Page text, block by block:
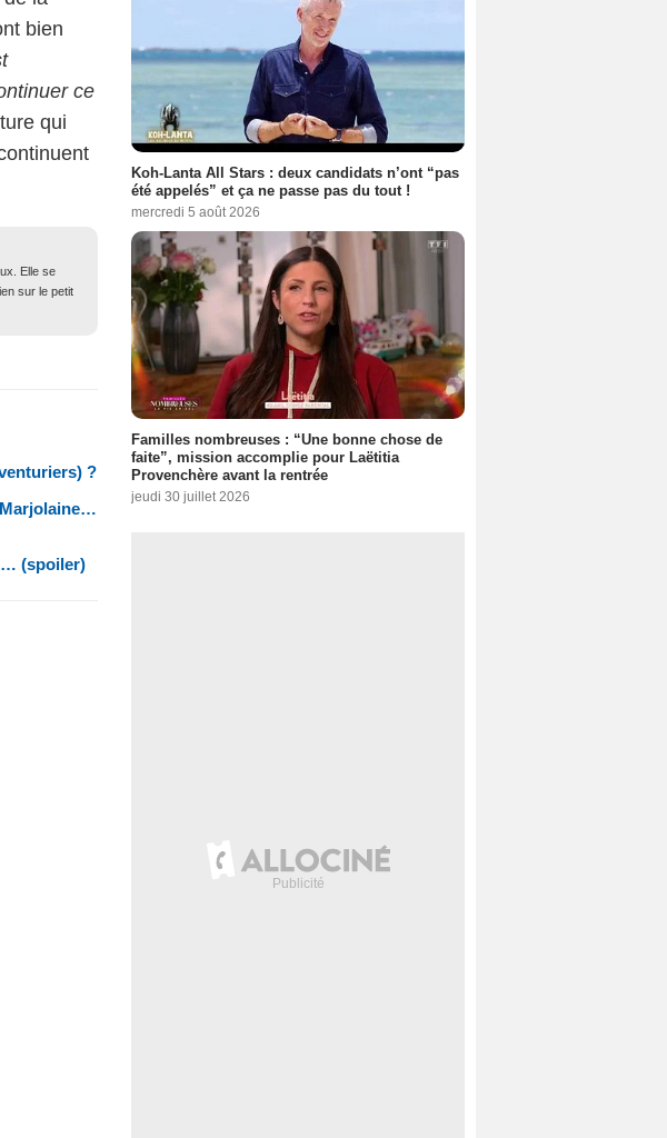
bien
ce
qui
Elle se
sur le petit
?
Marjolaine…
(spoiler)
Koh-Lanta All Stars : deux candidats n’ont “pas
été appelés” et ça ne passe pas du tout !
mercredi 5 août 2026
Familles nombreuses : “Une bonne chose de
faite”, mission accomplie pour Laëtitia
Provenchère avant la rentrée
jeudi 30 juillet 2026